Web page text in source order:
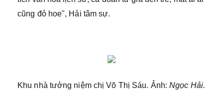
cũng đỏ hoe", Hải tâm sự.
Khu nhà tưởng niệm chị Võ Thị Sáu. Ảnh: Ngọc Hải.